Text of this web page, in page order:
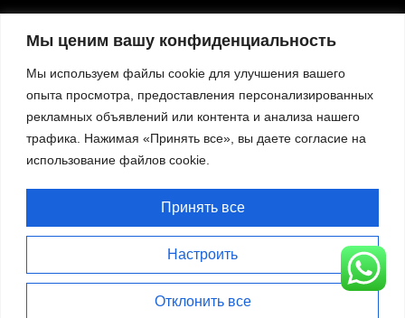
Мы ценим вашу конфиденциальность
Мы используем файлы cookie для улучшения вашего
опыта просмотра, предоставления персонализированных
рекламных объявлений или контента и анализа нашего
трафика. Нажимая «Принять все», вы даете согласие на
использование файлов cookie.
Настроить
Отклонить все
Принять все
Электронная почта
Код CAPTCHA: ⟳
Подписаться
Term of use Privacy policy Cookie policy
Авторские права защищены © Shenzhen SkyEagle Technology